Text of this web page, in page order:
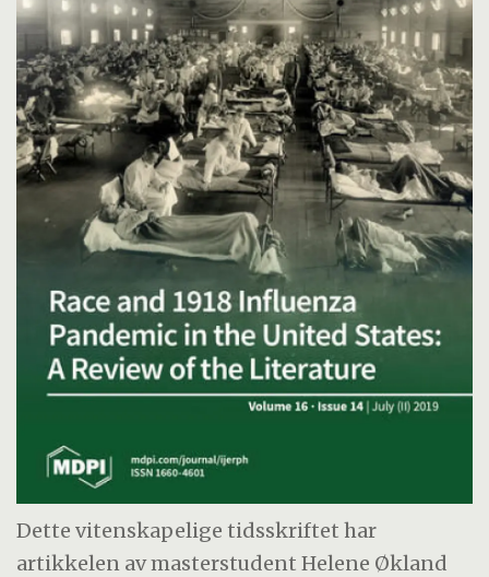
Dette vitenskapelige tidsskriftet har
artikkelen av masterstudent Helene Økland